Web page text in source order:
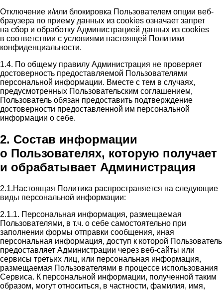
Отключение и/или блокировка Пользователем опции веб-
браузера по приему данных из cookies означает запрет
на сбор и обработку Администрацией данных из cookies
в соответствии с условиями настоящей Политики
конфиденциальности.
1.4. По общему правилу Администрация не проверяет
достоверность предоставляемой Пользователями
персональной информации. Вместе с тем в случаях,
предусмотренных Пользовательским соглашением,
Пользователь обязан предоставить подтверждение
достоверности предоставленной им персональной
информации о себе.
2. Состав информации
о Пользователях, которую получает
и обрабатывает Администрация
2.1.Настоящая Политика распространяется на следующие
виды персональной информации:
2.1.1. Персональная информация, размещаемая
Пользователями, в т.ч. о себе самостоятельно при
заполнении формы отправки сообщения, иная
персональная информация, доступ к которой Пользователь
предоставляет Администрации через веб-сайты или
сервисы третьих лиц, или персональная информация,
размещаемая Пользователями в процессе использования
Сервиса. К персональной информации, полученной таким
образом, могут относиться, в частности, фамилия, имя,